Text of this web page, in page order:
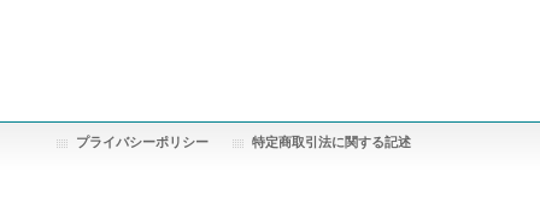
プライバシーポリシー 特定商取引法に関する記述